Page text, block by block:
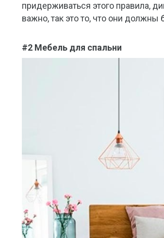
придерживаться этого правила,
важно, так это то, что они
#2 Мебель для спальни